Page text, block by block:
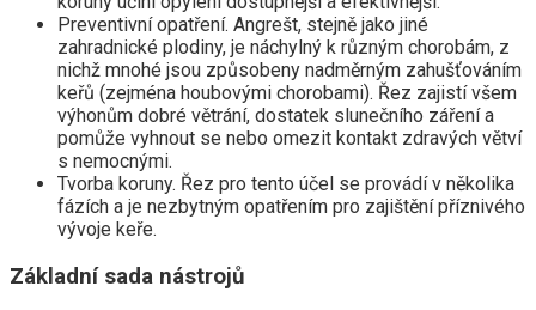
Preventivní opatření. Angrešt, stejně jako jiné
zahradnické plodiny, je náchylný k různým chorobám, z
nichž mnohé jsou způsobeny nadměrným zahušťováním
keřů (zejména houbovými chorobami). Řez zajistí všem
výhonům dobré větrání, dostatek slunečního záření a
pomůže vyhnout se nebo omezit kontakt zdravých větví
s nemocnými.
Tvorba koruny. Řez pro tento účel se provádí v několika
fázích a je nezbytným opatřením pro zajištění příznivého
vývoje keře.
Základní sada nástrojů